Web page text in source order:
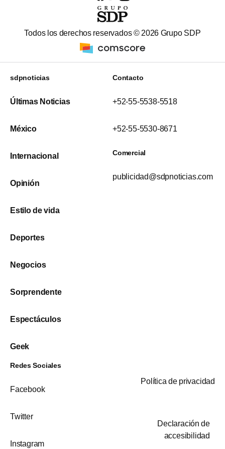
Todos los derechos reservados © 2026 Grupo SDP
sdpnoticias
Últimas Noticias
México
Internacional
Opinión
Estilo de vida
Deportes
Negocios
Sorprendente
Espectáculos
Geek
Contacto
+52-55-5538-5518
+52-55-5530-8671
Comercial
publicidad@sdpnoticias.com
Redes Sociales
Facebook
Twitter
Instagram
Política de privacidad
Declaración de
accesibilidad